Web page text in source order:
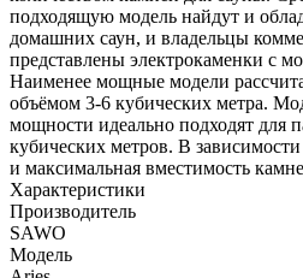
подходящую модель найдут и
домашних саун, и владельцы
представлены электрокаменки с
Наименее мощные модели
объёмом 3-6 кубических метра.
мощности идеально подходят для
кубических метров. В
и максимальная вместимость
Характеристики
Производитель
SAWO
Модель